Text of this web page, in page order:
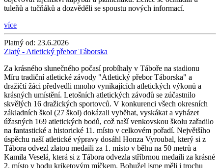
tuleňů a tučňáků a dozvěděli se spoustu nových informací.
více
Platný od: 23.6.2026
Zlatý - Atletický přebor Táborska
Za krásného slunečného počasí probíhaly v Táboře na stadionu
Míru tradiční atletické závody "Atletický přebor Táborska" a
dražičtí žáci předvedli mnoho vynikajících atletických výkonů a
krásných umístění. Letošních atletických závodů se zúčastnilo
skvělých 16 dražických sportovců. V konkurenci všech okresních
základních škol (27 škol) dokázali vyběhat, vyskákat a vyházet
úžasných 169 atletických bodů, což naší venkovskou školu zařadilo
na fantastické a historické 11. místo v celkovém pořadí. Největšího
úspěchu naší atletické výpravy dosáhl Honza Vyroubal, který si z
Tábora odvezl zlatou medaili za 1. místo v běhu na 50 metrů a
Kamila Veselá, která si z Tábora odvezla stříbrnou medaili za krásné
2. místo v hodu kriketovým míčkem. Bohužel jsme měli i trochu